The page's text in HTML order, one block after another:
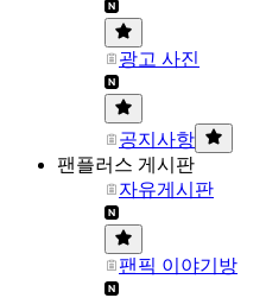
광고 사진
공지사항
팬플러스 게시판
자유게시판
팬픽 이야기방